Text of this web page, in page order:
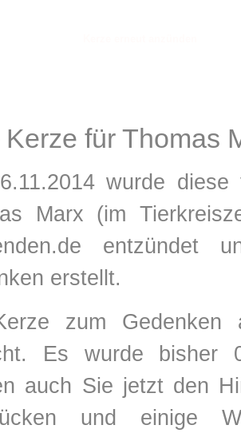
Kerze für Thomas
wurde
Marx (im
entzündet
erstellt.
zum
Es wurde bisher
auch Sie jetzt den
und einige